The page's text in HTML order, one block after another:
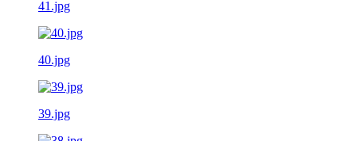
41.jpg
40.jpg
39.jpg